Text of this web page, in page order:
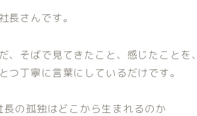
長さんです。
、そばで見てきたこと、感じたことを、
つ丁寧に言葉にしているだけです。
長の孤独はどこから生まれるのか